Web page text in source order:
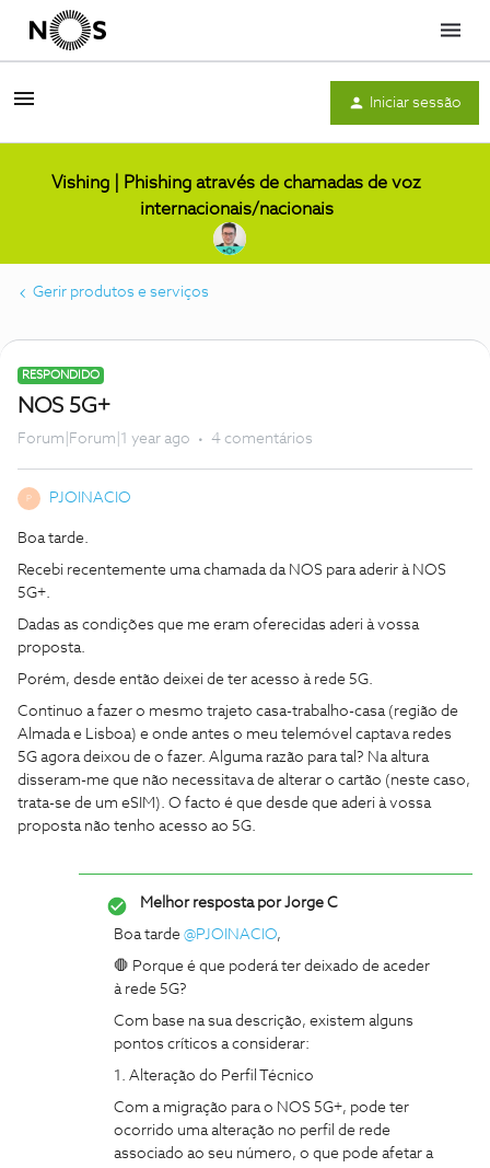
Menu
Iniciar sessão
Vishing | Phishing através de chamadas de voz
internacionais/nacionais
Gerir produtos e serviços
RESPONDIDO
NOS 5G+
Forum|Forum|1 year ago 4 comentários
P PJOINACIO
Boa tarde.
Recebi recentemente uma chamada da NOS para aderir à NOS
5G+.
Dadas as condições que me eram oferecidas aderi à vossa
proposta.
Porém, desde então deixei de ter acesso à rede 5G.
Continuo a fazer o mesmo trajeto casa-trabalho-casa (região de
Almada e Lisboa) e onde antes o meu telemóvel captava redes
5G agora deixou de o fazer. Alguma razão para tal? Na altura
disseram-me que não necessitava de alterar o cartão (neste caso,
trata-se de um eSIM). O facto é que desde que aderi à vossa
proposta não tenho acesso ao 5G.
Melhor resposta porJorge C
Boa tarde ​ @PJOINACIO,
🛑 Porque é que poderá ter deixado de aceder
à rede 5G?
Com base na sua descrição, existem alguns
pontos críticos a considerar:
1. Alteração do Perfil Técnico
Com a migração para o NOS 5G+, pode ter
ocorrido uma alteração no perfil de rede
associado ao seu número, o que pode afetar a